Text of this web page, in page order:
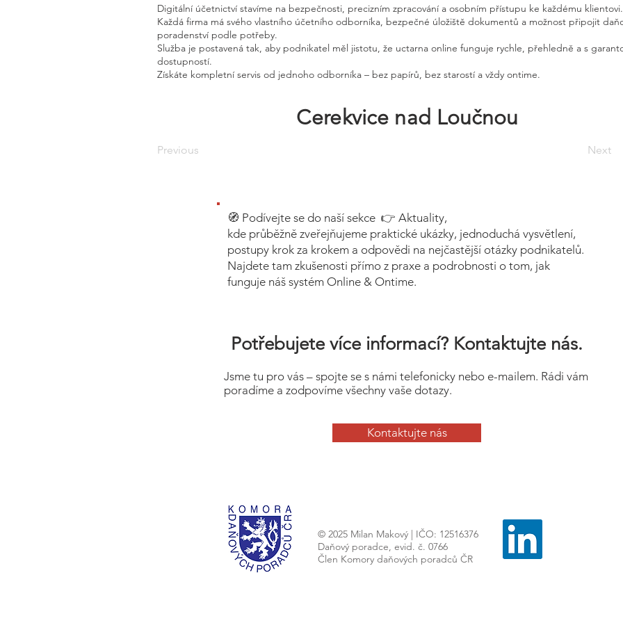
Digitální účetnictví stavíme na bezpečnosti, precizním zpracování a osobním přístupu ke každému klientovi.
Každá firma má svého vlastního účetního odborníka, bezpečné úložiště dokumentů a možnost připojit
poradenství podle potřeby.
Služba je postavená tak, aby podnikatel měl jistotu, že uctarna online funguje rychle, přehledně a s
dostupností.
Získáte kompletní servis od jednoho odborníka – bez papírů, bez starostí a vždy ontime.
Cerekvice nad Loučnou
Previous Next
🧭 Podívejte se do naší sekce 👉 Aktuality,
kde průběžně zveřejňujeme praktické ukázky, jednoduchá vysvětlení,
postupy krok za krokem a odpovědi na nejčastější otázky podnikatelů.
Najdete tam zkušenosti přímo z praxe a podrobnosti o tom, jak
funguje náš systém Online & Ontime.
Potřebujete více informací? Kontaktujte nás.
Jsme tu pro vás – spojte se s námi telefonicky nebo e-mailem. Rádi vám
poradíme a zodpovíme všechny vaše dotazy.
Kontaktujte nás
© 2025 Milan Makový | IČO: 12516376
Daňový poradce, evid. č. 0766
Člen Komory daňových poradců ČR